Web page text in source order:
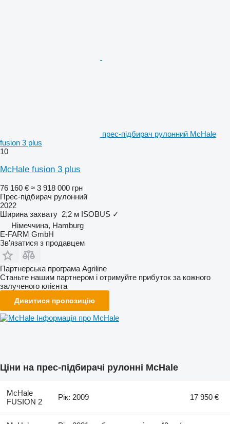
прес-підбирач рулонний McHale
fusion 3 plus
10
McHale fusion 3 plus
76 160 € ≈ 3 918 000 грн
Прес-підбирач рулонний
2022
Ширина захвату 2,2 м ISOBUS ✓
Німеччина, Hamburg
E-FARM GmbH
Зв'язатися з продавцем
Партнерська програма Agriline
Станьте нашим партнером і отримуйте прибуток за кожного
залученого клієнта
Дивитися пропозицію
Інформація про McHale
Ціни на прес-підбирачі рулонні McHale
McHale
FUSION 2
Рік: 2009 17 950 €